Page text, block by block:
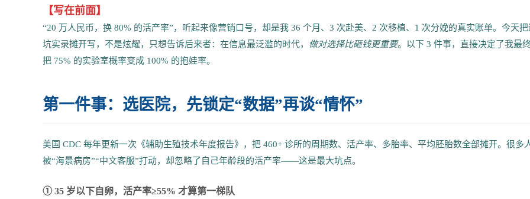
【写在前面】
“20 万人民币，换 80% 的活产率”，听起来像营销口号，却是我 36 个月、3 次赴美、2 次移植、1 次分娩的真实账单。今天把
坑实录摊开写，不是炫耀，只想告诉后来者：在信息最泛滥的时代，
做对选择比砸钱更重要。以下 3 件事，直接决定了我最
把 75% 的实验室概率变成 100% 的抱娃率。
第一件事：选医院，先锁定“数据”再谈“情怀”
美国 CDC 每年更新一次《辅助生殖技术年度报告》，把 460+ 诊所的周期数、活产率、多胎率、平均胚胎数全部摊开。很多
被“海景病房”“中文客服”打动，却忽略了自己年龄段的活产率——这是最大坑点。
① 35 岁以下自卵，活产率≥55% 才算第一梯队